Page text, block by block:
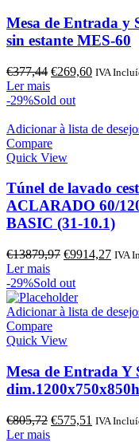
Mesa de Entrada y
sin estante MES-60
€377,44 O
original
€377,44.
€269,60O
€269,60.
IVA
Ler mais
-29%Sold out
Adicionar à lista de
Compare
Quick View
Túnel de lavado
ACLARADO 60/
BASIC (31-10.1)
€13879,97 O
original
era:
€13879,97.
€9914,27OIVA
Ler mais
-29%Sold out
Adicionar à lista de
Compare
Quick View
Mesa de Entrada Y
€805,72 O
€575,51 O
IVA
Ler mais